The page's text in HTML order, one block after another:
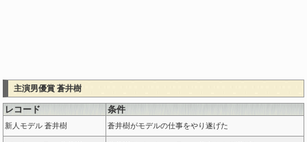
主演男優賞 蒼井樹
レコード 条件
新人モデル 蒼井樹 蒼井樹がモデルの仕事をやり遂げた